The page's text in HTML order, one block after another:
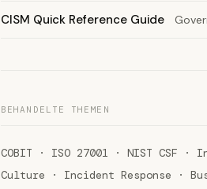
CISM Quick Reference Guide
BEHANDELTE THEMEN
COBIT · ISO 27001 · NIST CSF
Culture · Incident Response ·